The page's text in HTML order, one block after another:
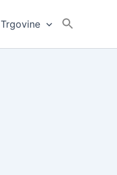
Trgovine